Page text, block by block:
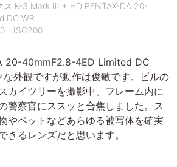
K-3 Mark III + HD PENTAX-DA 20-
DC WR
ISO200
20-40mmF2.8-4ED Limited DC
な外観ですが動作は俊敏です。ビルの
カイツリーを撮影中、フレーム内に
警察官にススッと合焦しました。ス
やペットなどあらゆる被写体を確実
きるレンズだと思います。